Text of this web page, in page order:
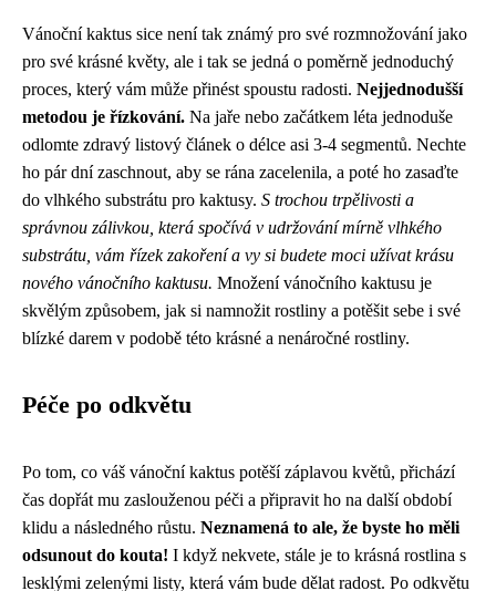
Vánoční kaktus sice není tak známý pro své rozmnožování jako
pro své krásné květy, ale i tak se jedná o poměrně jednoduchý
proces, který vám může přinést spoustu radosti. Nejjednodušší
metodou je řízkování. Na jaře nebo začátkem léta jednoduše
odlomte zdravý listový článek o délce asi 3-4 segmentů. Nechte
ho pár dní zaschnout, aby se rána zacelenila, a poté ho zasaďte
do vlhkého substrátu pro kaktusy. S trochou trpělivosti a
správnou zálivkou, která spočívá v udržování mírně vlhkého
substrátu, vám řízek zakoření a vy si budete moci užívat krásu
nového vánočního kaktusu. Množení vánočního kaktusu je
skvělým způsobem, jak si namnožit rostliny a potěšit sebe i své
blízké darem v podobě této krásné a nenáročné rostliny.
Péče po odkvětu
Po tom, co váš vánoční kaktus potěší záplavou květů, přichází
čas dopřát mu zaslouženou péči a připravit ho na další období
klidu a následného růstu. Neznamená to ale, že byste ho měli
odsunout do kouta! I když nekvete, stále je to krásná rostlina s
lesklými zelenými listy, která vám bude dělat radost. Po odkvětu